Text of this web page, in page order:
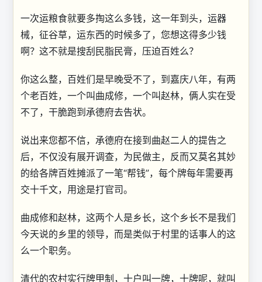
一次运粮食就要多掏这么多钱，这一年到头，运器
械，征谷草，运东西的时候多了，您想这得多少钱
啊？这不就是搜刮民脂民膏，压迫百姓么？
你这么整，百姓们是早晚受不了，到嘉庆八年，有两
个老百姓，一个叫曲成修，一个叫赵林，俩人实在受
不了，干脆跑到承德府去告状。
说出来您都不信，承德府在接到曲赵二人的提告之
后，不仅没有展开调查，为民做主，反而又莫名其妙
的给各牌百姓摊派了一笔“帮钱”，每个牌每年需要再
交十千文，用途是打官司。
曲成修和赵林，这两个人是乡长，这个乡长不是我们
今天说的乡里的领导，而是类似于村里的话事人的这
么一个职务。
清代的农村实行牌甲制，十户叫一牌，十牌呢，就叫